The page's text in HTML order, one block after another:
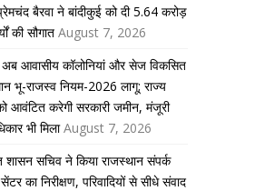
बैरवा ने बांदीकुई को दी 5.64 करोड़
की सौगात August 7, 2026
अब आवासीय कॉलोनियां और सेज विकसित
भू-राजस्व नियम-2026 लागू; राज्य
आवंटित करेगी सरकारी जमीन, मंजूरी
भी मिला August 7, 2026
सचिव ने किया राजस्थान संपर्क
का निरीक्षण, परिवादियों से सीधे संवाद